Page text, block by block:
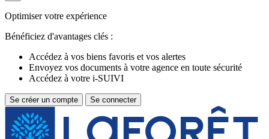
Optimiser votre expérience
Bénéficiez d'avantages clés :
Accédez à vos biens favoris et vos alertes
Envoyez vos documents à votre agence en toute sécurité
Accédez à votre i-SUIVI
Se créer un compte Se connecter